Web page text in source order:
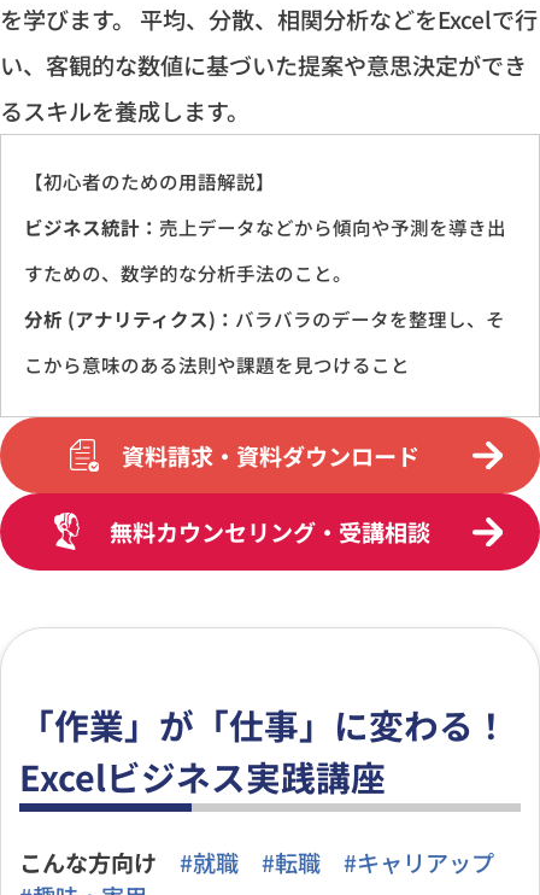
を学びます。 平均、分散、相関分析などをExcelで行
い、客観的な数値に基づいた提案や意思決定ができ
るスキルを養成します。
【初心者のための用語解説】
ビジネス統計： 売上データなどから傾向や予測を導き出
すための、数学的な分析手法のこと。
分析 (アナリティクス)： バラバラのデータを整理し、そ
こから意味のある法則や課題を見つけること
資料請求・資料ダウンロード
無料カウンセリング・受講相談
「作業」が「仕事」に変わる！
Excelビジネス実践講座
こんな方向け #就職 #転職 #キャリアップ